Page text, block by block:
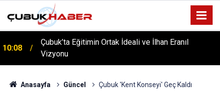
Çubuk’ta Eğitimin Ortak İdeali ve İlhan Eranıl
Vizyonu
12:06
ÇUBUK’TA ‘YAZA MERHABA’ COŞKUSU: Kursiyerler
Gönüllerince Eğlendi!
Anasayfa Güncel Çubuk 'Kent Konseyi' Geç Kaldı